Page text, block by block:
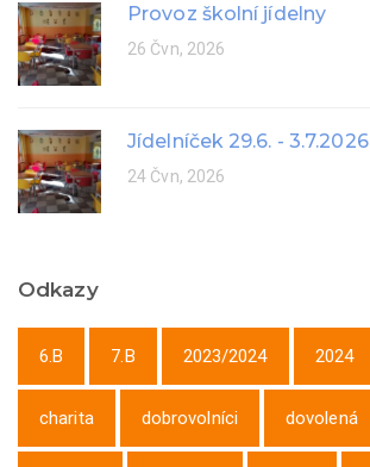
Provoz školní jídelny
26 Čvn, 2026
Jídelníček 29.6. - 3.7.2026
24 Čvn, 2026
Odkazy
6.B 7.B 2023/2024 2024
charita dobrovolníci dovolená